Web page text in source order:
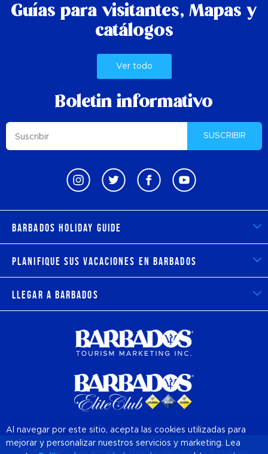
Guías para visitantes, Mapas y
catálogos
Ver todo
Boletin informativo
SUSCRIBIR
Barbados Holiday Guide
Planifique sus vacaciones en Barbados
Llegar a Barbados
Al navegar por este sitio, acepta las cookies utilizadas para
mejorar y personalizar nuestros servicios y marketing. Lea